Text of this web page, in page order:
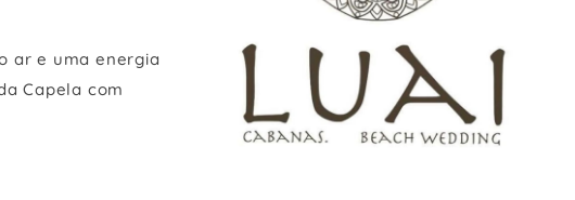
ar e uma energia
Capela com